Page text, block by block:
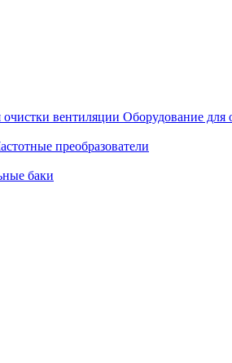
Оборудование для
преобразователи
баки